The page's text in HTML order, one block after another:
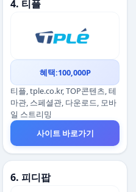
4. 티플
혜택:100,000P
티플, tple.co.kr, TOP콘텐츠, 테
마관, 스페셜관, 다운로드, 모바
일 스트리밍
사이트 바로가기
6. 피디팝